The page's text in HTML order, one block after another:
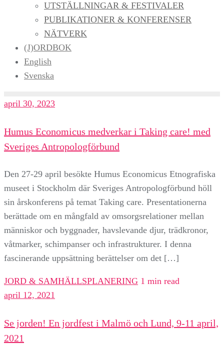
UTSTÄLLNINGAR & FESTIVALER
PUBLIKATIONER & KONFERENSER
NÄTVERK
(J)ORDBOK
English
Svenska
april 30, 2023
Humus Economicus medverkar i Taking care! med
Sveriges Antropologförbund
Den 27-29 april besökte Humus Economicus Etnografiska
museet i Stockholm där Sveriges Antropologförbund höll
sin årskonferens på temat Taking care. Presentationerna
berättade om en mångfald av omsorgsrelationer mellan
människor och byggnader, havslevande djur, trädkronor,
våtmarker, schimpanser och infrastrukturer. I denna
fascinerande uppsättning berättelser om det […]
JORD & SAMHÄLLSPLANERING 1 min read
april 12, 2021
Se jorden! En jordfest i Malmö och Lund, 9-11 april,
2021